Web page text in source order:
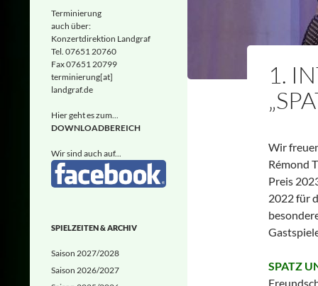
1.
Wir
Rémond
Preis
2022 für
SPATZ
Terminierung
auch über:
Konzertdirektion Landgraf
Tel. 07651 20760
Fax 07651 20799
terminierung[at]
landgraf.de
Hier geht es zum...
DOWNLOADBEREICH
Wir sind auch auf...
SPIELZEITEN & ARCHIV
Saison 2027/2028
Saison 2026/2027